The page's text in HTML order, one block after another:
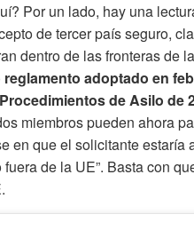
Por un lado, hay una
de tercer país seguro,
dentro de las fronteras de
adoptado en
de Asilo de
miembros pueden ahora
en que el solicitante estaría
de la UE”. Basta con